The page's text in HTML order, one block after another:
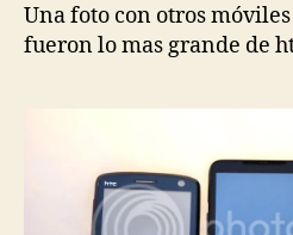
Una foto con otros
fueron lo mas grande de